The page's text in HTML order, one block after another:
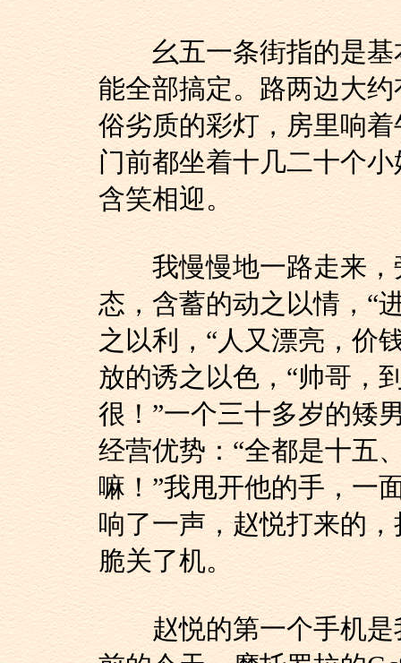
幺五一条街指的是基
能全部搞定。路两边大
俗劣质的彩灯，房里响
门前都坐着十几二十个
含笑相迎。
我慢慢地一路走来，
态，含蓄的动之以情，“
之以利，“人又漂亮，价
放的诱之以色，“帅哥，
很！”一个三十多岁的矮
经营优势：“全都是十五
嘛！”我甩开他的手，一
响了一声，赵悦打来的
脆关了机。
赵悦的第一个手机是我